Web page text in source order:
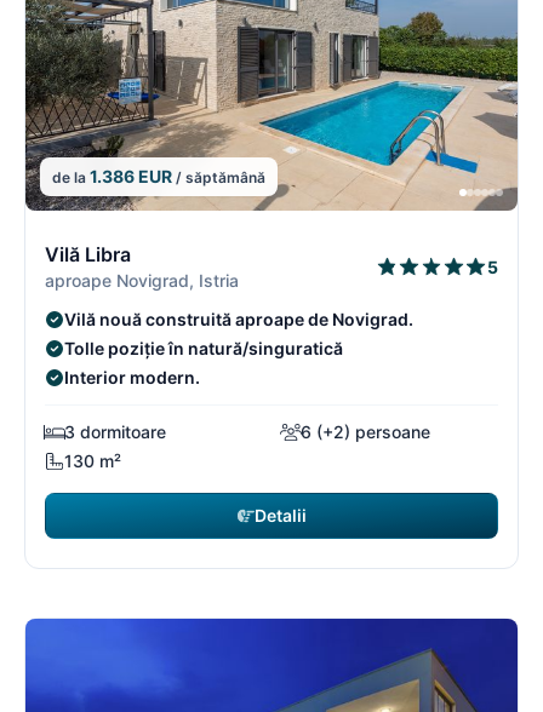
de la 1.386 EUR / săptămână
Vilă Libra
aproape Novigrad, Istria
5
Vilă nouă construită aproape de Novigrad.
Tolle poziție în natură/singuratică
Interior modern.
3 dormitoare
6 (+2) persoane
130 m²
Detalii